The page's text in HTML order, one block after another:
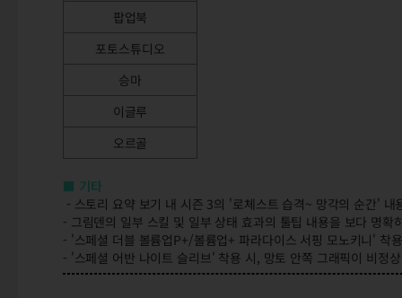
팝업북
포토스튜디오
승마
이글루
오르골
■ 기타
- 스토리 요약 보기 내 시즌 3의 '로체스트 습격~ 망각의 순간'
- 그림덴의 일부 스킬 및 일부 상태 효과의 툴팁 내용을 보다 명확
- '스페셜 더블 볼륨업P+/볼륨업+ 파라다이스 서핑 모노키니' 착
- '스페셜 어반 나이트 슬리브' 착용 시, 망토 안쪽 그래픽이 비정